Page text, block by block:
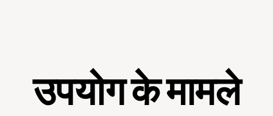
उपयोग के मामले